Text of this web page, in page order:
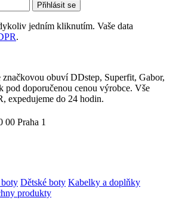
Přihlásit se
jedním kliknutím. Vaše data
.
obuví DDstep, Superfit, Gabor,
pod doporučenou cenou výrobce. Vše
expedujeme do 24 hodin.
00 Praha 1
boty Dětské boty Kabelky a doplňky
produkty